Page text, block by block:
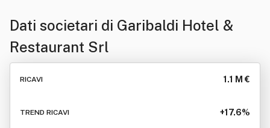
Dati societari di Garibaldi Hotel &
Restaurant Srl
RICAVI 1.1 M €
TREND RICAVI +17.6%